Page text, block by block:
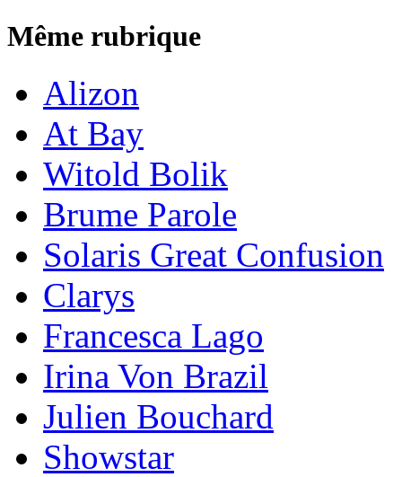
Même rubrique
Alizon
At Bay
Witold Bolik
Brume Parole
Solaris Great Confusion
Clarys
Francesca Lago
Irina Von Brazil
Julien Bouchard
Showstar